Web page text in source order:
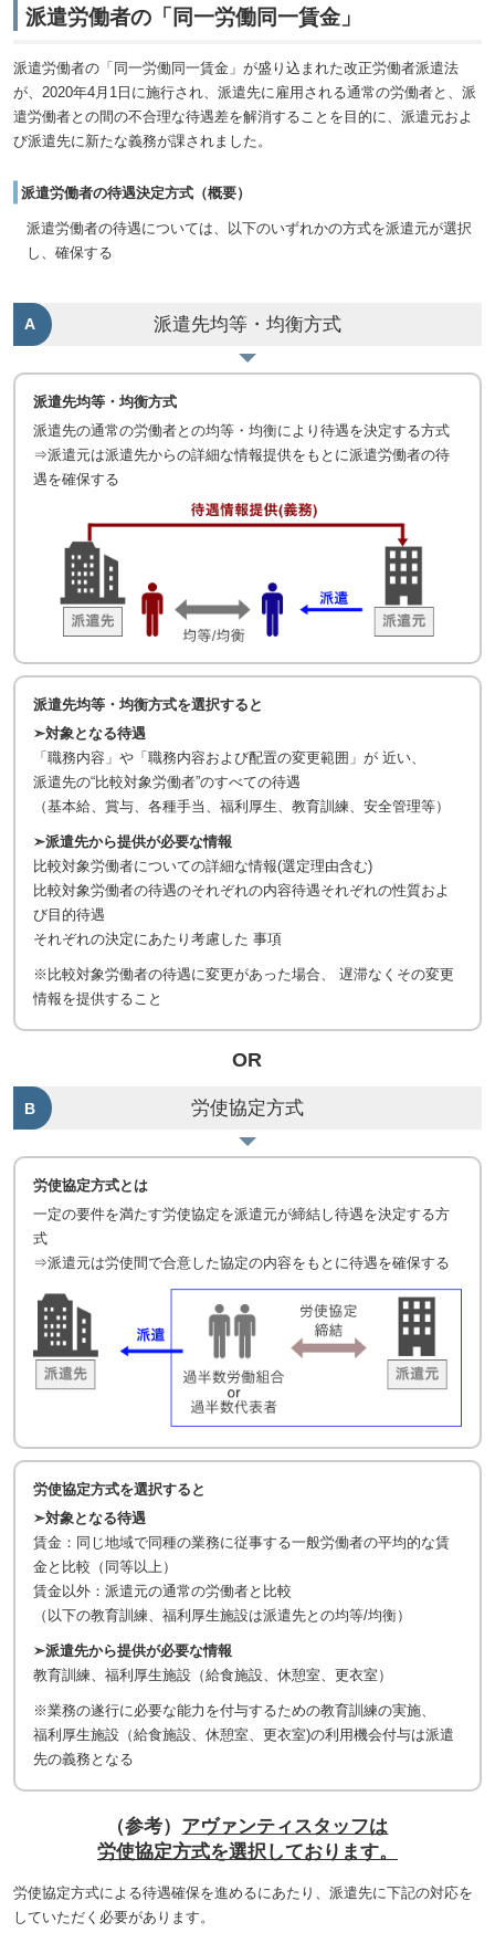
派遣労働者の「同一労働同一賃金」
派遣労働者の「同一労働同一賃金」が盛り込まれた改正労働者派遣法
が、2020年4月1日に施行され、派遣先に雇用される通常の労働者と、派
遣労働者との間の不合理な待遇差を解消することを目的に、派遣元およ
び派遣先に新たな義務が課されました。
派遣労働者の待遇決定方式（概要）
派遣労働者の待遇については、以下のいずれかの方式を派遣元が選択
し、確保する
A 派遣先均等・均衡方式
派遣先均等・均衡方式
派遣先の通常の労働者との均等・均衡により待遇を決定する方式
⇒派遣元は派遣先からの詳細な情報提供をもとに派遣労働者の待
遇を確保する
派遣先均等・均衡方式を選択すると
➣対象となる待遇
「職務内容」や「職務内容および配置の変更範囲」が 近い、
派遣先の“比較対象労働者”のすべての待遇
（基本給、賞与、各種手当、福利厚生、教育訓練、安全管理等）
➣派遣先から提供が必要な情報
比較対象労働者についての詳細な情報(選定理由含む)
比較対象労働者の待遇のそれぞれの内容待遇それぞれの性質およ
び目的待遇
それぞれの決定にあたり考慮した 事項
※比較対象労働者の待遇に変更があった場合、 遅滞なくその変更
情報を提供すること
B 労使協定方式
労使協定方式とは
一定の要件を満たす労使協定を派遣元が締結し待遇を決定する方
式
⇒派遣元は労使間で合意した協定の内容をもとに待遇を確保する
労使協定方式を選択すると
➣対象となる待遇
賃金：同じ地域で同種の業務に従事する一般労働者の平均的な賃
金と比較 （同等以上）
賃金以外：派遣元の通常の労働者と比較
（以下の教育訓練、福利厚生施設は派遣先との均等/均衡）
➣派遣先から提供が必要な情報
教育訓練、福利厚生施設（給食施設、休憩室、更衣室）
※業務の遂行に必要な能力を付与するための教育訓練の実施、
福利厚生施設（給食施設、休憩室、更衣室)の利用機会付与は派遣
先の義務となる
（参考） アヴァンティスタッフは
労使協定方式を選択しております。
労使協定方式による待遇確保を進めるにあたり、派遣先に下記の対応を
していただく必要があります。